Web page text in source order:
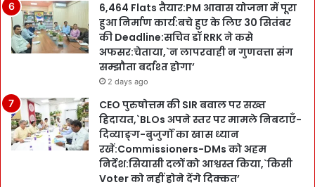
6,464 Flats तैयार:PM आवास योजना में पूरा
हुआ निर्माण कार्य:बचे हुए के लिए 30 सितंबर
की Deadline:सचिव डॉ RRK ने कसे
अफसर:चेताया,`न लापरवाही न गुणवत्ता संग
सम्झौता बर्दाश्त होगा’
2 days ago
CEO पुरुषोत्तम की SIR बवाल पर सख्त
हिदायत,`BLOs अपने स्तर पर मामले निबटाएँ-
दिव्याङ्ग-बुजुर्गों का खास ध्यान
रखें:Commissioners-DMs को अहम
निर्देश:सियासी दलों को आश्वस्त किया,`किसी
Voter को नहीं होने देंगे दिक्कत’